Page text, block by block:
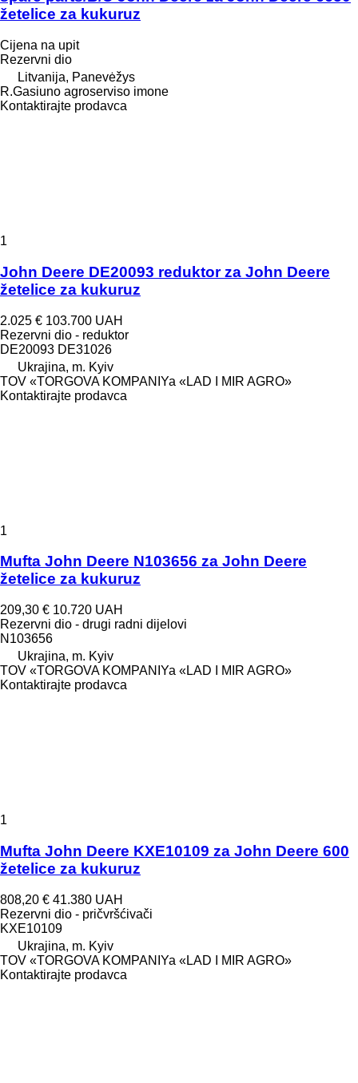
žetelice za kukuruz
Cijena na upit
Rezervni dio
Litvanija, Panevėžys
R.Gasiuno agroserviso imone
Kontaktirajte prodavca
1
John Deere DE20093 reduktor za John Deere
žetelice za kukuruz
2.025 € 103.700 UAH
Rezervni dio - reduktor
DE20093 DE31026
Ukrajina, m. Kyiv
TOV «TORGOVA KOMPANIYa «LAD I MIR AGRO»
Kontaktirajte prodavca
1
Mufta John Deere N103656 za John Deere
žetelice za kukuruz
209,30 € 10.720 UAH
Rezervni dio - drugi radni dijelovi
N103656
Ukrajina, m. Kyiv
TOV «TORGOVA KOMPANIYa «LAD I MIR AGRO»
Kontaktirajte prodavca
1
Mufta John Deere KXE10109 za John Deere 600
žetelice za kukuruz
808,20 € 41.380 UAH
Rezervni dio - pričvršćivači
KXE10109
Ukrajina, m. Kyiv
TOV «TORGOVA KOMPANIYa «LAD I MIR AGRO»
Kontaktirajte prodavca